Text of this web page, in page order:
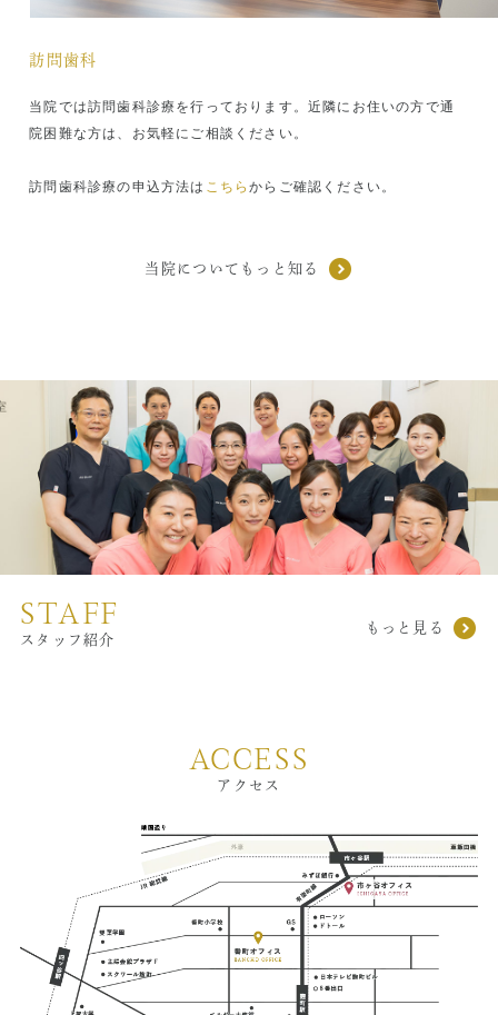
を考えます。また昨年度に引き続き、コロナ
せ、情報交換ができる場として開催します。
＜日 時＞ 令和 ５ 年 ９ 月 ２９日 金
18:30~20:00
（千代田区九段南1-6-10）
＜講 師＞麹町歯科医師会 会長
NHK「あしたが変わるトリセツショー」
オトナ仕様の歯みがき術★歯周病&虫歯シャットアウ
NHK総合1・東京
9月14日（木） 午後7:57 〜 午後8:42（45分）
ホリデーシーズン到来
訪問歯科
当院では訪問歯科診療を行っております。近隣にお住いの方で通
院困難な方は、お気軽にご相談ください。
訪問歯科診療の申込方法は こちらからご確認ください。
当院についてもっと知る
STAFF
スタッフ紹介
もっと見る
ACCESS
アクセス